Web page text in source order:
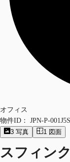
オフィス
物件ID：
JPN-P-001J5S
3 写真 1 図面
スフィン